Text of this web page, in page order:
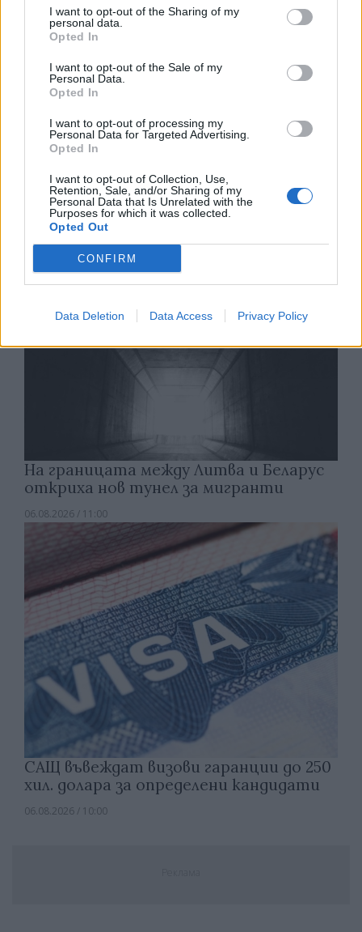
I want to opt-out of the Sharing of my
personal data.
Opted In
I want to opt-out of the Sale of my
Personal Data.
Opted In
I want to opt-out of processing my
Personal Data for Targeted Advertising.
Opted In
I want to opt-out of Collection, Use,
Retention, Sale, and/or Sharing of my
Personal Data that Is Unrelated with the
Purposes for which it was collected.
Opted Out
CONFIRM
Data Deletion Data Access Privacy Policy
Какви са минималните заплати в
Европа
06.08.2026 / 12:00
На границата между Литва и Беларус
откриха нов тунел за мигранти
06.08.2026 / 11:00
САЩ въвеждат визови гаранции до 250
хил. долара за определени кандидати
06.08.2026 / 10:00